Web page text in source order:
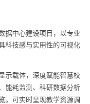
据中心建设项目，以专业
科技感与实用性的可视化
示载体，深度赋能智慧校
能耗监测、科研数据分析
。可实时呈现教学资源调